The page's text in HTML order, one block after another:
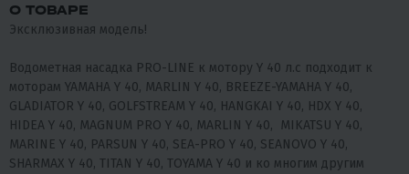
О ТОВАРЕ
Эксклюзивная модель!
Водометная насадка PRO-LINE к мотору Y 40 л.с подходит к
моторам YAMAHA Y 40, MARLIN Y 40, BREEZE-YAMAHA Y 40,
GLADIATOR Y 40, GOLFSTREAM Y 40, HANGKAI Y 40, HDX Y 40,
HIDEA Y 40, MAGNUM PRO Y 40, MARLIN Y 40, MIKATSU Y 40,
MARINE Y 40, PARSUN Y 40, SEA-PRO Y 40, SEANOVO Y 40,
SHARMAX Y 40, TITAN Y 40, TOYAMA Y 40 и ко многим другим